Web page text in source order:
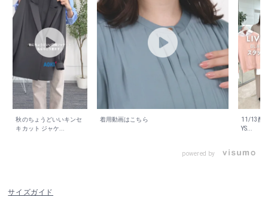
秋のちょうどいいキンセ
キカット ジャケ...
着用動画はこちら
11/13配
YS...
powered by
サイズガイド